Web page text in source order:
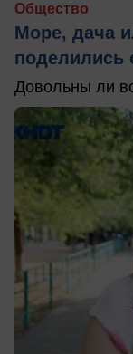
Общество
Море, дача
поделились
Довольны ли